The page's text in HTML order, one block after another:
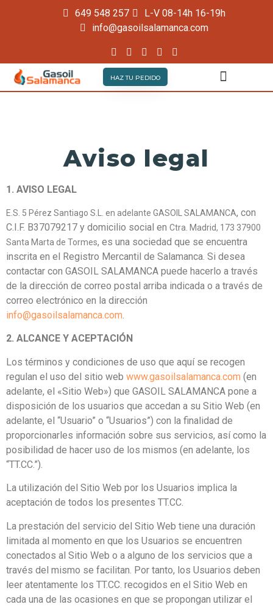
649 548 257
L-V 08-14h 16-19h
info@gasoilsalamanca.com
HAZ TU PEDIDO
Aviso legal
1. AVISO LEGAL
E.S. 5 Pérez Santiago S.L. en adelante GASOIL SALAMANCA, con
C.I.F. B37079217 y domicilio social en Ctra. Madrid, 173 37900
Santa Marta de Tormes, es una sociedad que se encuentra
inscrita en el Registro Mercantil de Salamanca. Si desea
contactar con GASOIL SALAMANCA puede hacerlo a través
de la dirección de correo postal arriba indicada o a través de
correo electrónico en la dirección
info@gasoilsalamanca.com.
2. ALCANCE Y ACEPTACIÓN
Los términos y condiciones de uso que aquí se recogen
regulan el uso del sitio web www.gasoilsalamanca.com (en
adelante, el «Sitio Web») que GASOIL SALAMANCA pone a
disposición de los usuarios que accedan a su Sitio Web (en
adelante, el “Usuario” o “Usuarios”) con la finalidad de
proporcionarles información sobre sus servicios, así como la
posibilidad de hacer uso de los mismos (en adelante, los
“TT.CC.”).
La utilización del Sitio Web por los Usuarios implica la
aceptación de todos los presentes TT.CC.
La prestación del servicio del Sitio Web tiene una duración
limitada al momento en que los Usuarios se encuentren
conectados al Sitio Web o a alguno de los servicios que a
través del mismo se facilitan. Por tanto, los Usuarios deben
leer atentamente los TT.CC. recogidos en el Sitio Web en
cada una de las ocasiones en que se propongan utilizar el